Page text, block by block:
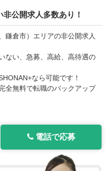
公開求人多数あり！
鎌倉市）エリアの非公開求人
ない、急募、高給、高待遇の
なら可能です！
全無料で転職のバックアップ
電話で応募